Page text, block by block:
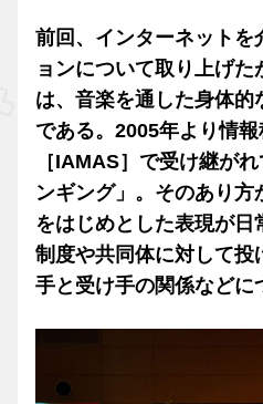
前回、インターネットを
ョンについて取り上げ
は、音楽を通した身体的
である。2005年より情
［IAMAS］で受け継が
ンギング」。そのあり方
をはじめとした表現が日
制度や共同体に対して投
手と受け手の関係などに